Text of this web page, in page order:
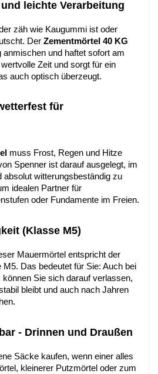
leichte Verarbeitung
zäh wie Kaugummi ist oder
Der Zementmörtel 40 KG
anmischen und haftet sofort am
Zeit und sorgt für ein
auch optisch überzeugt.
für
muss Frost, Regen und Hitze
Spenner ist darauf ausgelegt, im
absolut witterungsbeständig zu
idealen Partner für
oder Fundamente im Freien.
(Klasse M5)
Mauermörtel entspricht der
Das bedeutet für Sie: Auch bei
Sie sich darauf verlassen,
bleibt und auch nach Jahren
- Drinnen und Draußen
Säcke kaufen, wenn einer alles
kleinerer Putzmörtel oder zum